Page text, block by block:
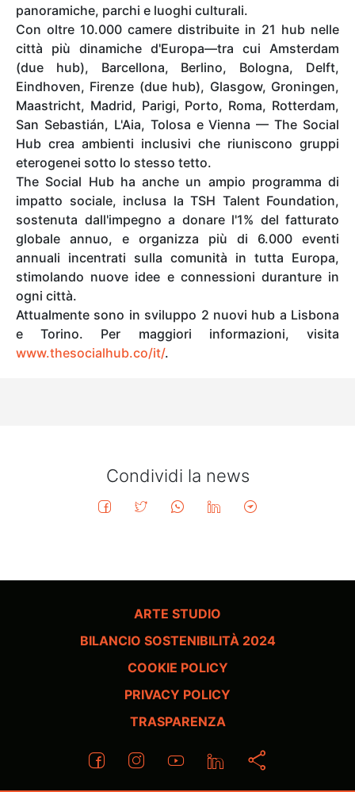
panoramiche, parchi e luoghi culturali.
Con oltre 10.000 camere distribuite in 21 hub nelle
città più dinamiche d'Europa—tra cui Amsterdam
(due hub), Barcellona, Berlino, Bologna, Delft,
Eindhoven, Firenze (due hub), Glasgow, Groningen,
Maastricht, Madrid, Parigi, Porto, Roma, Rotterdam,
San Sebastián, L'Aia, Tolosa e Vienna — The Social
Hub crea ambienti inclusivi che riuniscono gruppi
eterogenei sotto lo stesso tetto.
The Social Hub ha anche un ampio programma di
impatto sociale, inclusa la TSH Talent Foundation,
sostenuta dall'impegno a donare l'1% del fatturato
globale annuo, e organizza più di 6.000 eventi
annuali incentrati sulla comunità in tutta Europa,
stimolando nuove idee e connessioni duranture in
ogni città.
Attualmente sono in sviluppo 2 nuovi hub a Lisbona
e Torino. Per maggiori informazioni, visita
www.thesocialhub.co/it/.
Condividi la news
ARTE STUDIO
BILANCIO SOSTENIBILITÀ 2024
COOKIE POLICY
PRIVACY POLICY
TRASPARENZA